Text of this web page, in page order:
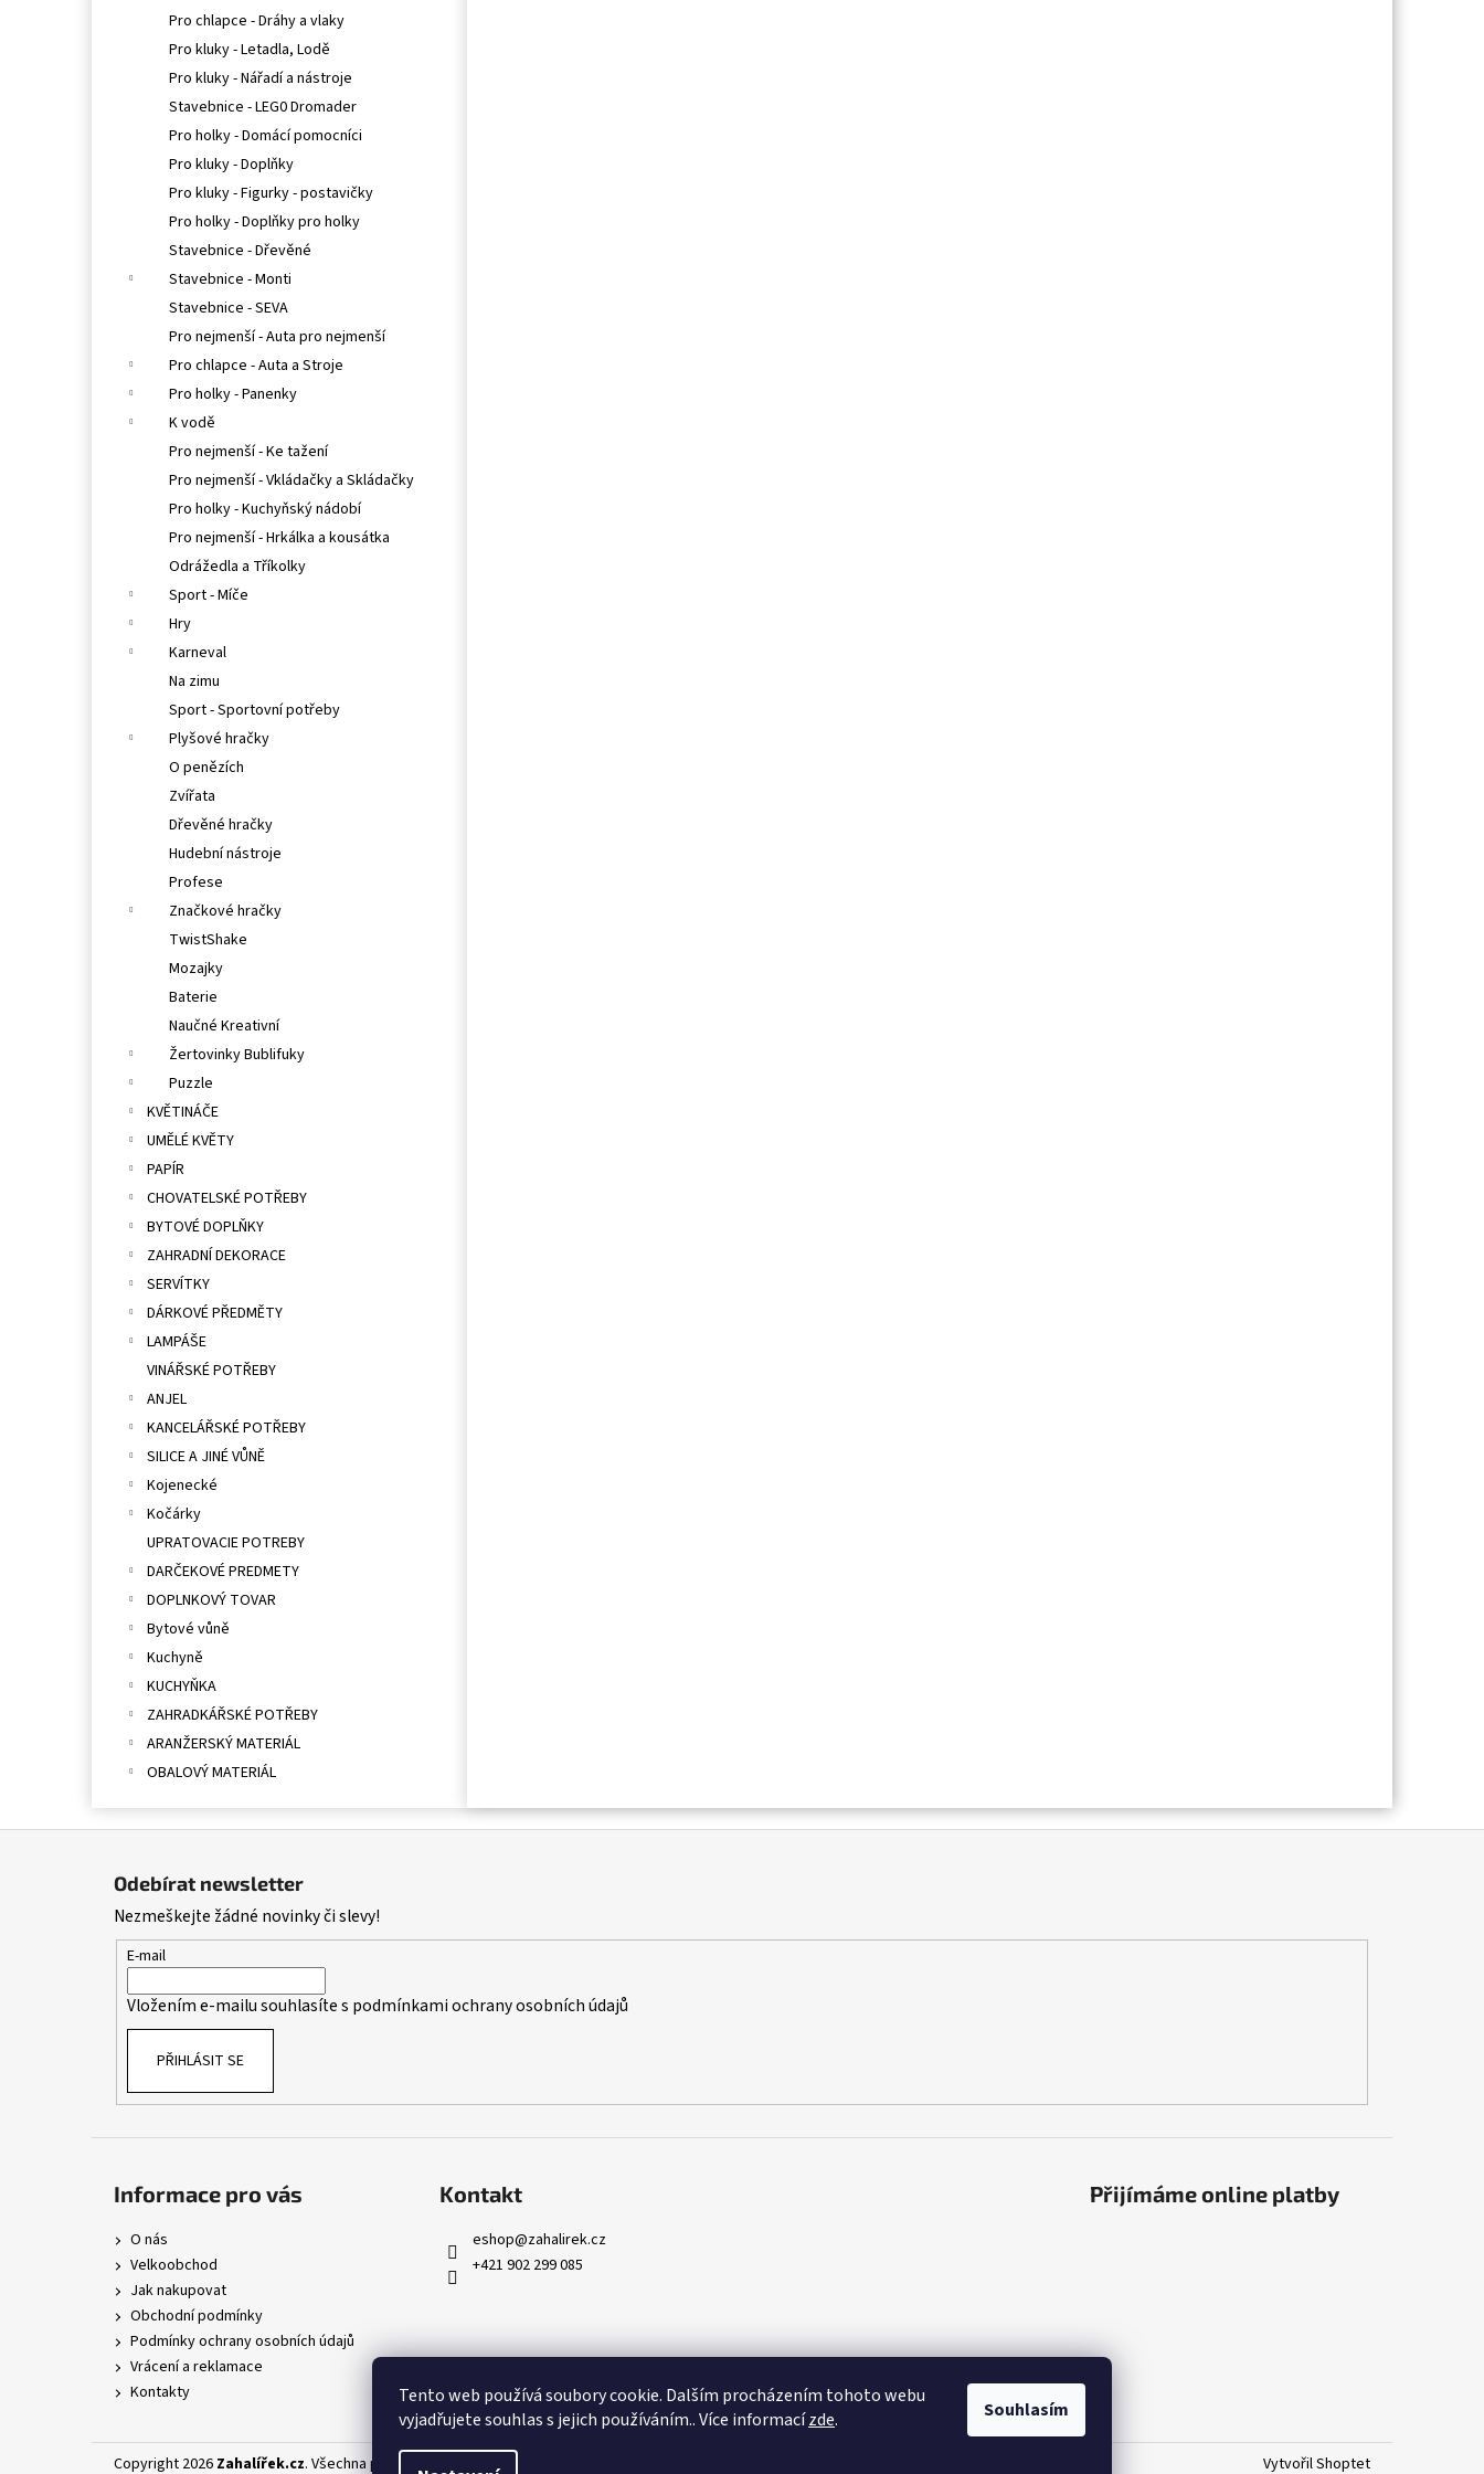
Tento web používá soubory cookie. Dalším procházením tohoto webu
vyjadřujete souhlas s jejich používáním.. Více informacízde. Souhlasím
Pro chlapce - Dráhy a vlaky
Pro kluky - Letadla, Lodě
Pro kluky - Nářadí a nástroje
Stavebnice - LEG0 Dromader
Pro holky - Domácí pomocníci
Pro kluky - Doplňky
Pro kluky - Figurky - postavičky
Pro holky - Doplňky pro holky
Stavebnice - Dřevěné
Stavebnice - Monti
Stavebnice - SEVA
Pro nejmenší - Auta pro nejmenší
Pro chlapce - Auta a Stroje
Pro holky - Panenky
K vodě
Pro nejmenší - Ke tažení
Pro nejmenší - Vkládačky a Skládačky
Pro holky - Kuchyňský nádobí
Pro nejmenší - Hrkálka a kousátka
Odrážedla a Tříkolky
Sport - Míče
Hry
Karneval
Na zimu
Sport - Sportovní potřeby
Plyšové hračky
O penězích
Zvířata
Dřevěné hračky
Hudební nástroje
Profese
Značkové hračky
TwistShake
Mozajky
Baterie
Naučné Kreativní
Žertovinky Bublifuky
Puzzle
KVĚTINÁČE
UMĚLÉ KVĚTY
PAPÍR
CHOVATELSKÉ POTŘEBY
BYTOVÉ DOPLŇKY
ZAHRADNÍ DEKORACE
SERVÍTKY
DÁRKOVÉ PŘEDMĚTY
LAMPÁŠE
VINÁŘSKÉ POTŘEBY
ANJEL
KANCELÁŘSKÉ POTŘEBY
SILICE A JINÉ VŮNĚ
Kojenecké
Kočárky
UPRATOVACIE POTREBY
DARČEKOVÉ PREDMETY
DOPLNKOVÝ TOVAR
Bytové vůně
Kuchyně
KUCHYŇKA
ZAHRADKÁŘSKÉ POTŘEBY
ARANŽERSKÝ MATERIÁL
OBALOVÝ MATERIÁL
Odebírat newsletter
Nezmeškejte žádné novinky či slevy!
E-mail
Vložením e-mailu souhlasíte s podmínkami ochrany osobních údajů
PŘIHLÁSIT SE
Informace pro vás
O nás
Velkoobchod
Jak nakupovat
Obchodní podmínky
Podmínky ochrany osobních údajů
Vrácení a reklamace
Kontakty
Kontakt
eshop@zahalirek.cz
+421 902 299 085
Přijímáme online platby
Vytvořil Shoptet
Copyright 2026 Zahalířek.cz. Všechna práva vyhrazena. Upravit nastavení cookies